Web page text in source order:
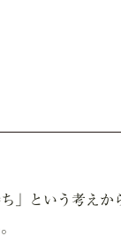
」という考えか
制作実績